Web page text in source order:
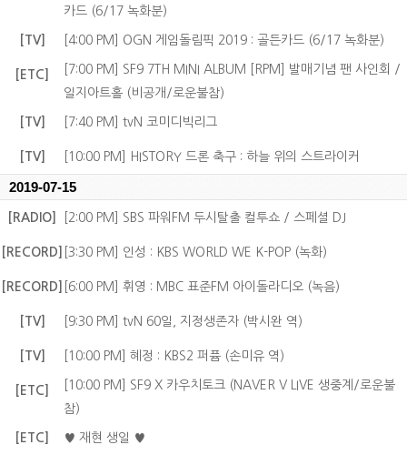
카드 (6/17 녹화분)
[TV] [4:00 PM] OGN 게임돌림픽 2019 : 골든카드 (6/17 녹화분)
[ETC]
[7:00 PM] SF9 7TH MINI ALBUM [RPM] 발매기념 팬 사인회 /
일지아트홀 (비공개/로운불참)
[TV] [7:40 PM] tvN 코미디빅리그
[TV] [10:00 PM] HISTORY 드론 축구 : 하늘 위의 스트라이커
2019-07-15
[RADIO] [2:00 PM] SBS 파워FM 두시탈출 컬투쇼 / 스페셜 DJ
[RECORD] [3:30 PM] 인성 : KBS WORLD WE K-POP (녹화)
[RECORD] [6:00 PM] 휘영 : MBC 표준FM 아이돌라디오 (녹음)
[TV] [9:30 PM] tvN 60일, 지정생존자 (박시완 역)
[TV] [10:00 PM] 혜정 : KBS2 퍼퓸 (손미유 역)
[ETC]
[10:00 PM] SF9 X 카우치토크 (NAVER V LIVE 생중계/로운불
참)
[ETC] ♥ 재현 생일 ♥